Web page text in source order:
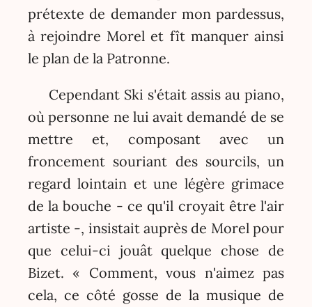
prétexte de demander mon pardessus,
à rejoindre Morel et fît manquer ainsi
le plan de la Patronne.
Cependant Ski s'était assis au piano,
où personne ne lui avait demandé de se
mettre et, composant avec un
froncement souriant des sourcils, un
regard lointain et une légère grimace
de la bouche - ce qu'il croyait être l'air
artiste -, insistait auprès de Morel pour
que celui-ci jouât quelque chose de
Bizet. « Comment, vous n'aimez pas
cela, ce côté gosse de la musique de